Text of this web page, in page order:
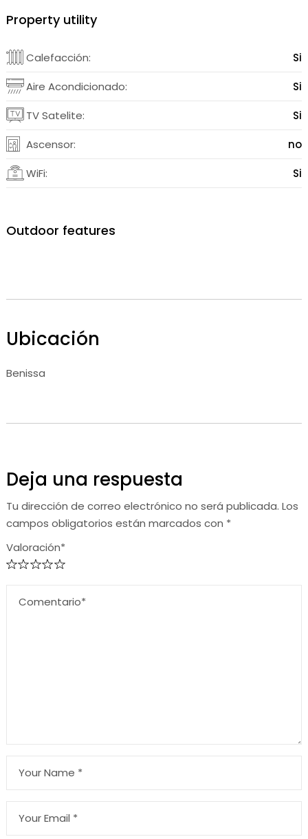
Property utility
Calefacción:
Si
Aire Acondicionado:
Si
TV Satelite:
Si
Ascensor:
no
WiFi:
Si
Outdoor features
Ubicación
Benissa
Deja una respuesta
Tu dirección de correo electrónico no será publicada. Los
campos obligatorios están marcados con *
Valoración*